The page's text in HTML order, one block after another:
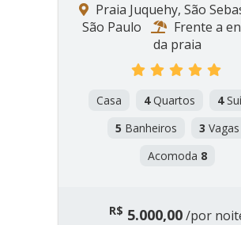
Praia Juquehy, São
São Paulo
Frente a
da praia
Casa 4Quartos 4
5 Banheiros 3 Vagas
Acomoda 8
R$ 5.000,00/por